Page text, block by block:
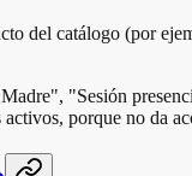
del catálogo (por
"Sesión
porque no da